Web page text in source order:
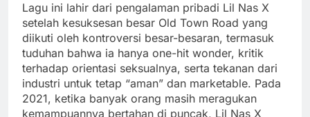
Lagu ini lahir dari pengalaman pribadi Lil Nas X
setelah kesuksesan besar Old Town Road yang
diikuti oleh kontroversi besar-besaran, termasuk
tuduhan bahwa ia hanya one-hit wonder, kritik
terhadap orientasi seksualnya, serta tekanan dari
industri untuk tetap “aman” dan marketable. Pada
2021, ketika banyak orang masih meragukan
kemampuannya bertahan di puncak, Lil Nas X